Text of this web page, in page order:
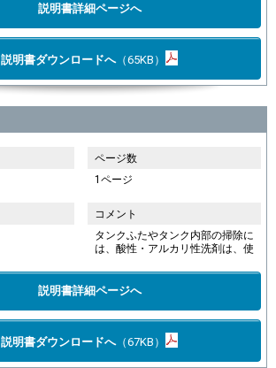
説明書詳細ページへ
説明書ダウンロードへ（65KB）
ページ数
1ページ
コメント
タンクふたやタンク内部の掃除に
は、酸性・アルカリ性洗剤は、使
説明書詳細ページへ
説明書ダウンロードへ（67KB）